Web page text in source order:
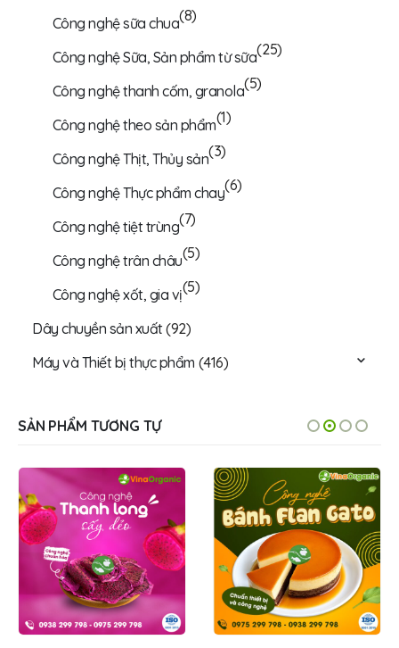
Công nghệ sữa chua(8)
Công nghệ Sữa, Sản phẩm từ sữa(25)
Công nghệ thanh cốm, granola(5)
Công nghệ theo sản phẩm(1)
Công nghệ Thịt, Thủy sản(3)
Công nghệ Thực phẩm chay(6)
Công nghệ tiệt trùng(7)
Công nghệ trân châu(5)
Công nghệ xốt, gia vị(5)
Dây chuyền sản xuất(92)
Máy và Thiết bị thực phẩm (416)
SẢN PHẨM TƯƠNG TỰ